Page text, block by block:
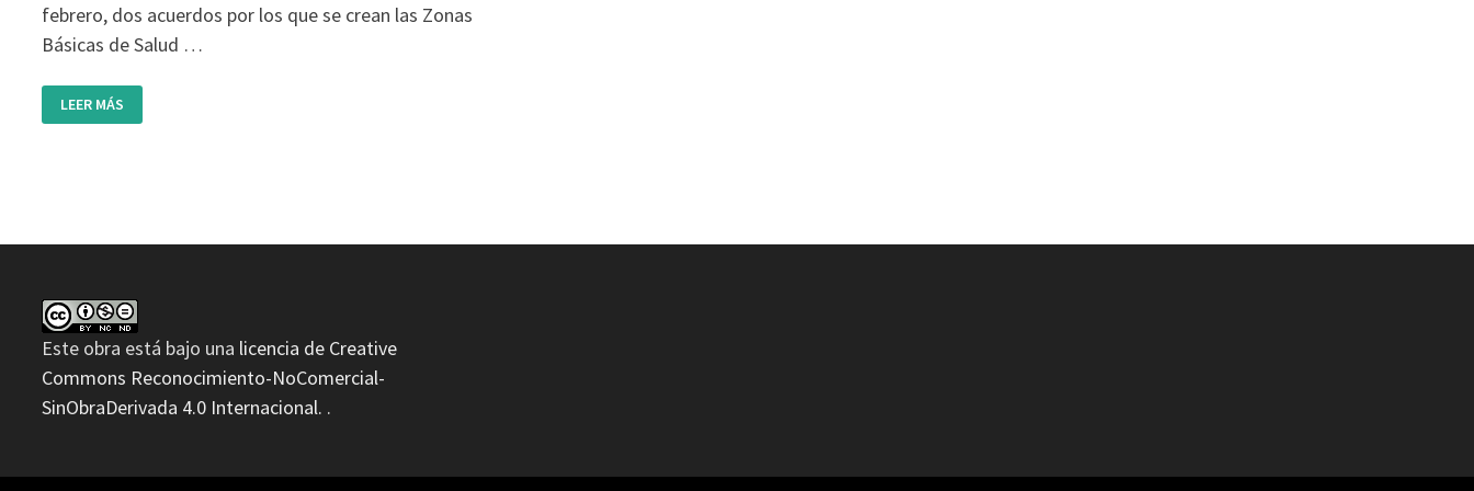
febrero, dos acuerdos por los que se crean las Zonas
Básicas de Salud …
CENTRO
DE
SALUD
LEER MÁS
Este obra está bajo una licencia de Creative
Commons Reconocimiento-NoComercial-
SinObraDerivada 4.0 Internacional. .